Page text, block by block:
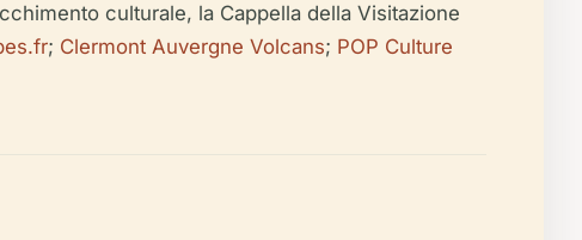
culturale, la Cappella della Visitazione
; Clermont Auvergne Volcans; POP Culture